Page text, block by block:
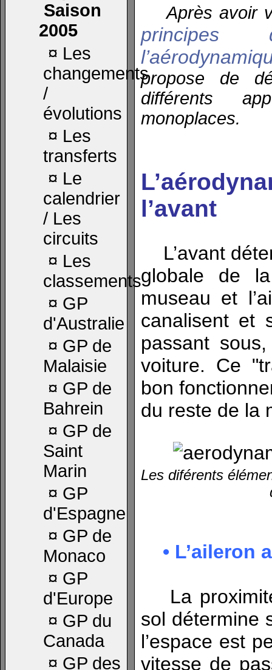
Saison
2005
¤ Les
changements
/
évolutions
¤ Les
transferts
¤ Le
calendrier
/ Les
circuits
¤ Les
classements
¤ GP
d'Australie
¤ GP de
Malaisie
¤ GP de
Bahrein
¤ GP de
Saint
Marin
¤ GP
d'Espagne
¤ GP de
Monaco
¤ GP
d'Europe
¤ GP du
Canada
¤ GP des
Après avoir
propose de
différents
monoplaces.
l’avant
L’avant
globale de
museau et
canalisent et
passant
voiture. Ce
bon
du reste de la
Les diférents
• L’aileron
La
sol détermine
l’espace est
vitesse de